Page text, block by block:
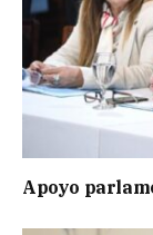
Apoyo